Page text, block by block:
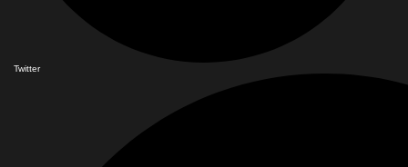
Twitter